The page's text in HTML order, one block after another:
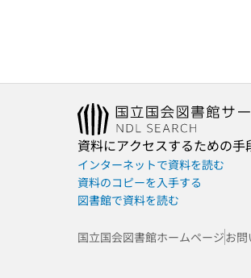
資料にアクセスするための手
インターネットで資料を読む
資料のコピーを入手する
図書館で資料を読む
国立国会図書館ホームページお